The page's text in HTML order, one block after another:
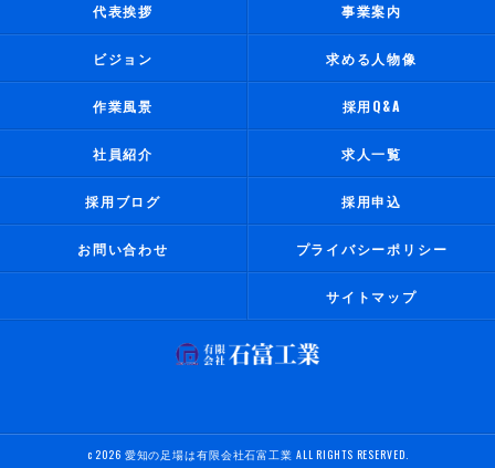
代表挨拶 事業案内
ビジョン 求める人物像
作業風景 採用Q&A
社員紹介 求人一覧
採用ブログ 採用申込
お問い合わせ プライバシーポリシー
サイトマップ
c 2026 愛知の足場は有限会社石富工業 ALL RIGHTS RESERVED.